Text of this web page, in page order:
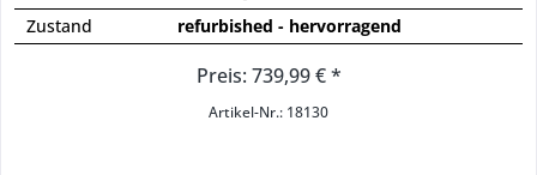
Zustand
refurbished - hervorragend
Preis: 739,99 € *
Artikel-Nr.: 18130